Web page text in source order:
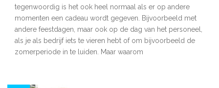
tegenwoordig is het ook heel normaal als er op andere
momenten een cadeau wordt gegeven. Bijvoorbeeld met
andere feestdagen, maar ook op de dag van het personeel,
als je als bedrijf iets te vieren hebt of om bijvoorbeeld de
zomerperiode in te luiden. Maar waarom